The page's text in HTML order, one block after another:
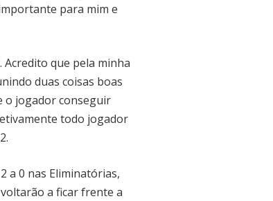
para mim e
que pela minha
duas coisas boas
o jogador conseguir
todo jogador
a 0 nas Eliminatórias,
a ficar frente a